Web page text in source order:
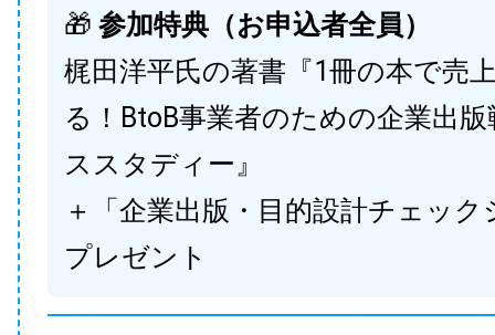
🎁 参加特典（お申込者全員）
梶田洋平氏の著書『1冊の本で売
る！BtoB事業者のための企業出
ススタディー』
＋「企業出版・目的設計チェック
プレゼント